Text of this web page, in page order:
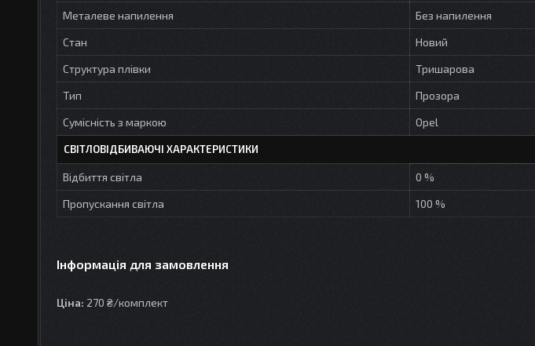
Металеве напилення
Без напилення
Стан
Новий
Структура плівки
Тришарова
Тип
Прозора
Сумісність з маркою
Opel
СВІТЛОВІДБИВАЮЧІ ХАРАКТЕРИСТИКИ
Відбиття світла
0 %
Пропускання світла
100 %
Інформація для замовлення
Ціна: 270 ₴/комплект